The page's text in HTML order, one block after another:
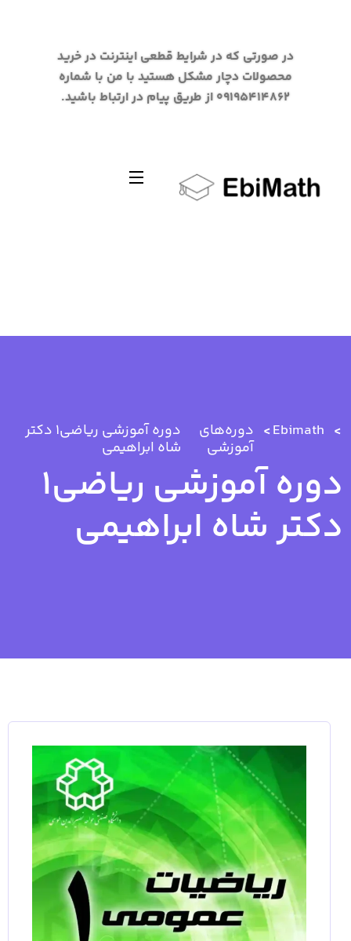
در صورتی که در شرایط قطعی اینترنت در خرید
محصولات دچار مشکل هستید با من با شماره
09195414862 از طریق پیام در ارتباط باشید.
Ebimath دوره‌های
آموزشی
دوره آموزشی ریاضی1 دکتر
شاه ابراهیمی
دوره آموزشی ریاضی1
دکتر شاه ابراهیمی